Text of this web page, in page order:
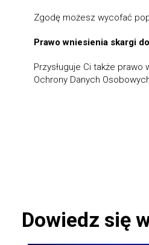
Zgodę możesz wycofać
Prawo wniesienia skargi
Przysługuje Ci także
Ochrony Danych
Dowiedz się